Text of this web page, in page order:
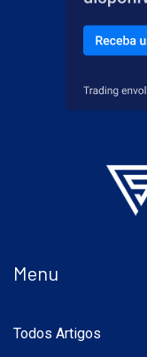
Menu
Todos Artigos